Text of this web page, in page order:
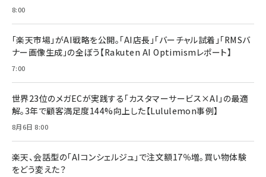
8:00
「楽天市場」がAI戦略を公開。「AI店長」「バーチャル試着」「RMSバ
ナー画像生成」の全ぼう【Rakuten AI Optimismレポート】
7:00
世界23位のメガECが実践する「カスタマーサービス×AI」の最適
解。3年で顧客満足度144%向上した【Lululemon事例】
8月6日 8:00
楽天、会話型の「AIコンシェルジュ」で注文額17％増。買い物体験
をどう変えた？